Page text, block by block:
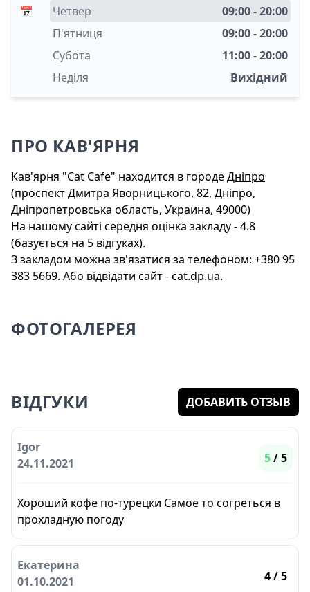
📅
Четвер
09:00 - 20:00
П'ятниця
09:00 - 20:00
Субота
11:00 - 20:00
Неділя
Вихідний
ПРО КАВ'ЯРНЯ
Кав'ярня "Cat Cafe" находится в городеДніпро
(проспект Дмитра Яворницького, 82, Дніпро,
Дніпропетровська область, Украина, 49000)
На нашому сайті середня оцінка закладу - 4.8
(базується на 5 відгуках).
З закладом можна зв'язатися за телефоном: +380 95
383 5669. Або відвідати сайт - cat.dp.ua.
ФОТОГАЛЕРЕЯ
ВІДГУКИ ДОБАВИТЬ ОТЗЫВ
Igor
24.11.2021
5/ 5
Хороший кофе по-турецки Самое то согреться в
прохладную погоду
Екатерина
01.10.2021
4/ 5